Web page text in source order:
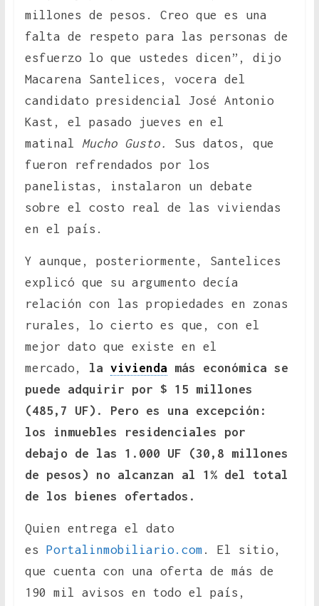
millones de pesos. Creo que es una
falta de respeto para las personas de
esfuerzo lo que ustedes dicen”, dijo
Macarena Santelices, vocera del
candidato presidencial José Antonio
Kast, el pasado jueves en el
matinal Mucho Gusto.
Sus datos, que
fueron refrendados por los
panelistas, instalaron un debate
sobre el costo real de las viviendas
en el país.
Y aunque, posteriormente, Santelices
explicó que su argumento decía
relación con las propiedades en zonas
rurales, lo cierto es que, con el
mejor dato que existe en el
mercado, la vivienda más económica se
puede adquirir por $ 15 millones
(485,7 UF). Pero es una excepción:
los inmuebles residenciales por
debajo de las 1.000 UF (30,8 millones
de pesos) no alcanzan al 1% del total
de los bienes ofertados.
Quien entrega el dato
es Portalinmobiliario.com . El sitio,
que cuenta con una oferta de más de
190 mil avisos en todo el país,